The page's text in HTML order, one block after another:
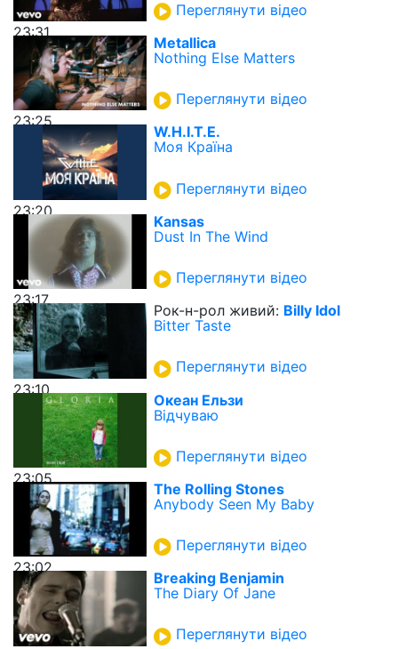
23:31
Переглянути відео
23:25
Metallica
Nothing Else Matters
Переглянути відео
23:20
W.H.I.T.E.
Моя Країна
Переглянути відео
23:17
Kansas
Dust In The Wind
Переглянути відео
23:10
Рок-н-рол живий: Billy Idol
Bitter Taste
Переглянути відео
23:05
Океан Ельзи
Вiдчуваю
Переглянути відео
23:02
The Rolling Stones
Anybody Seen My Baby
Переглянути відео
Breaking Benjamin
The Diary Of Jane
Переглянути відео